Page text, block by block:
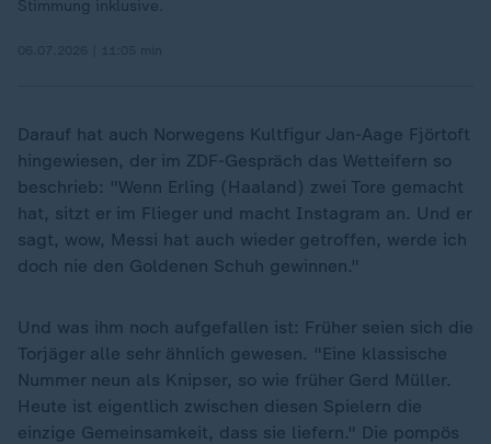
Stimmung inklusive.
Darauf hat auch Norwegens Kultfigur Jan-Aage Fjörtoft
hingewiesen, der im ZDF-Gespräch das Wetteifern so
beschrieb: "Wenn Erling (Haaland) zwei Tore gemacht
hat, sitzt er im Flieger und macht Instagram an. Und er
sagt, wow, Messi hat auch wieder getroffen, werde ich
doch nie den Goldenen Schuh gewinnen."
Und was ihm noch aufgefallen ist: Früher seien sich die
Torjäger alle sehr ähnlich gewesen. "Eine klassische
Nummer neun als Knipser, so wie früher Gerd Müller.
Heute ist eigentlich zwischen diesen Spielern die
einzige Gemeinsamkeit, dass sie liefern." Die pompös